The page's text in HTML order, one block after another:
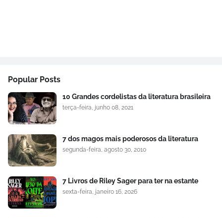
Popular Posts
10 Grandes cordelistas da literatura brasileira
terça-feira, junho 08, 2021
7 dos magos mais poderosos da literatura
segunda-feira, agosto 30, 2010
7 Livros de Riley Sager para ter na estante
sexta-feira, janeiro 16, 2026